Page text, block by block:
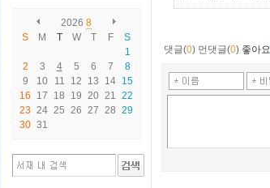
2026 8
S
M T W T F
S
1
2
3 4 5 6 7
8
9
10 11 12 13 14 15
16
17 18 19 20 21 22
23 24 25 26 27 28 29
30 31
댓글(0) 먼댓글(0) 좋아